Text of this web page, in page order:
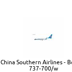
China Southern Airlines -
737-700/w